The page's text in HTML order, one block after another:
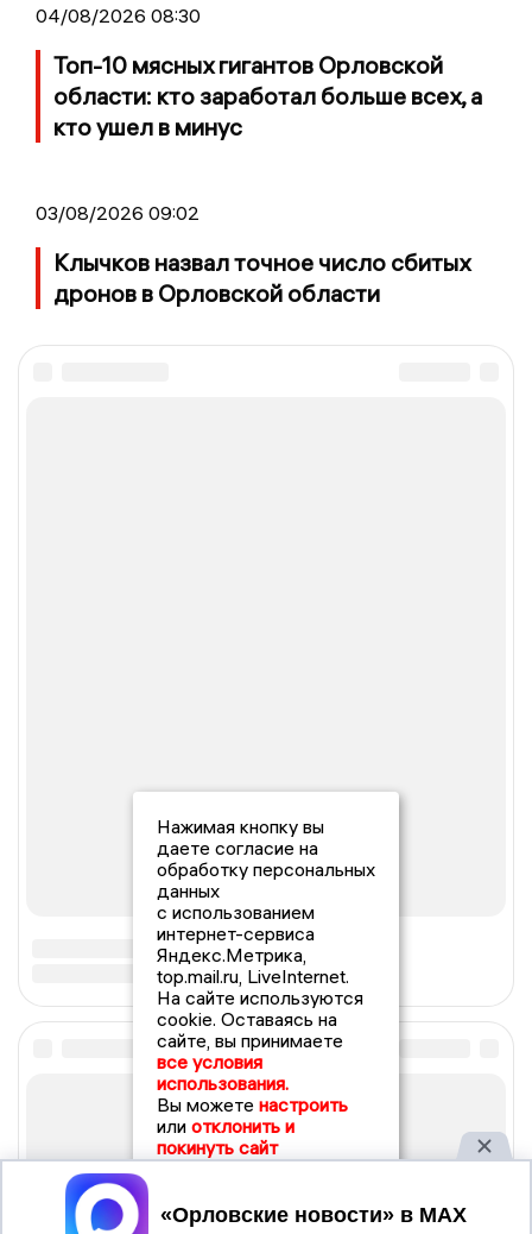
04/08/2026 08:30
Топ-10 мясных гигантов Орловской
области: кто заработал больше всех, а
кто ушел в минус
03/08/2026 09:02
Клычков назвал точное число сбитых
дронов в Орловской области
Нажимая кнопку вы
даете согласие на
обработку персональных
данных
с использованием
интернет-сервиса
Яндекс.Метрика,
top.mail.ru, LiveInternet.
На сайте используются
cookie. Оставаясь на
сайте, вы принимаете
все условия
использования.
Вы можете настроить
или отклонить и
покинуть сайт
Принять